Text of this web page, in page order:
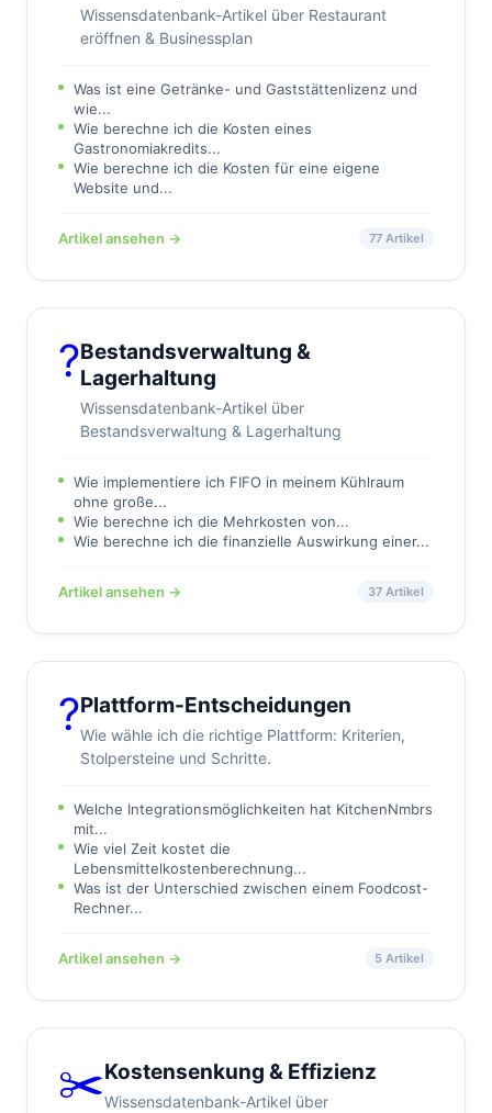
Wissensdatenbank-Artikel über Restaurant
eröffnen & Businessplan
Was ist eine Getränke- und Gaststättenlizenz und
wie...
Wie berechne ich die Kosten eines
Gastronomiakredits...
Wie berechne ich die Kosten für eine eigene
Website und...
Artikel ansehen → 77 Artikel
?Bestandsverwaltung &
Lagerhaltung
Wissensdatenbank-Artikel über
Bestandsverwaltung & Lagerhaltung
Wie implementiere ich FIFO in meinem Kühlraum
ohne große...
Wie berechne ich die Mehrkosten von...
Wie berechne ich die finanzielle Auswirkung einer...
Artikel ansehen → 37 Artikel
?Plattform-Entscheidungen
Wie wähle ich die richtige Plattform: Kriterien,
Stolpersteine und Schritte.
Welche Integrationsmöglichkeiten hat KitchenNmbrs
mit...
Wie viel Zeit kostet die
Lebensmittelkostenberechnung...
Was ist der Unterschied zwischen einem Foodcost-
Rechner...
Artikel ansehen → 5 Artikel
✂️Kostensenkung & Effizienz
Wissensdatenbank-Artikel über